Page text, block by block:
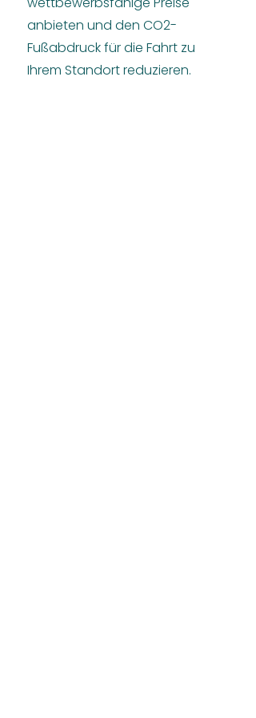
anbieten und den CO2-
Fußabdruck für die Fahrt zu
Ihrem Standort reduzieren.